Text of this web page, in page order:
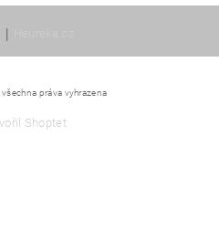
|
práva vyhrazena
Shoptet